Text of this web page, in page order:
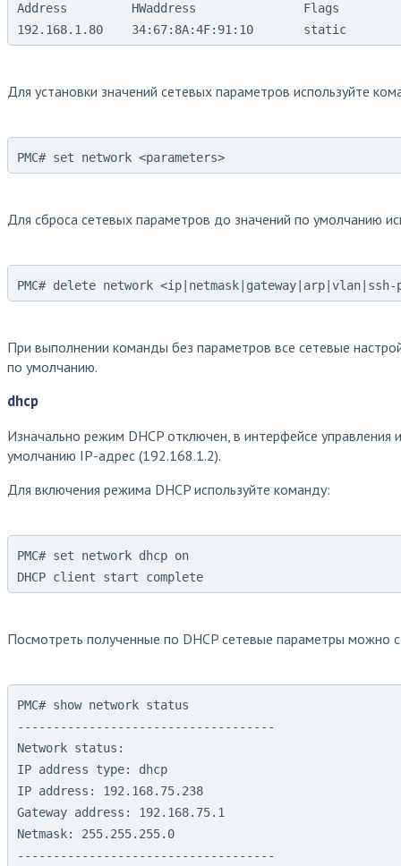
Address         HWaddress               Flags
192.168.1.80    34:67:8A:4F:91:10       static
Для установки значений сетевых параметров используйте
PMC# set network <parameters>
Для сброса сетевых параметров до значений по умолчанию
PMC# delete network <ip|netmask|gateway|arp|vlan|ssh-
При выполнении команды без параметров все сетевые
по умолчанию.
dhcp
Изначально режим DHCP отключен, в интерфейсе управления
умолчанию IP-адрес (192.168.1.2).
Для включения режима DHCP используйте команду:
PMC# set network dhcp on
DHCP client start complete
Посмотреть полученные по DHCP сетевые параметры
PMC# show network status
------------------------------------
Network status:
IP address type: dhcp
IP address: 192.168.75.238
Gateway address: 192.168.75.1
Netmask: 255.255.255.0
------------------------------------